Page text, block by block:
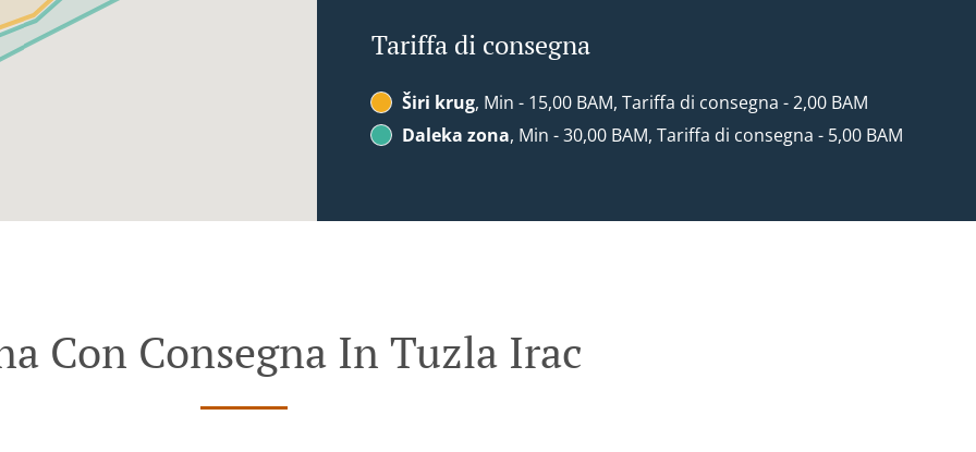
Tariffa di consegna
Širi krug, Min - 15,00 BAM, Tariffa di consegna - 2,00 BAM
Daleka zona, Min - 30,00 BAM, Tariffa di consegna - 5,00 BAM
Con Consegna In Tuzla Irac